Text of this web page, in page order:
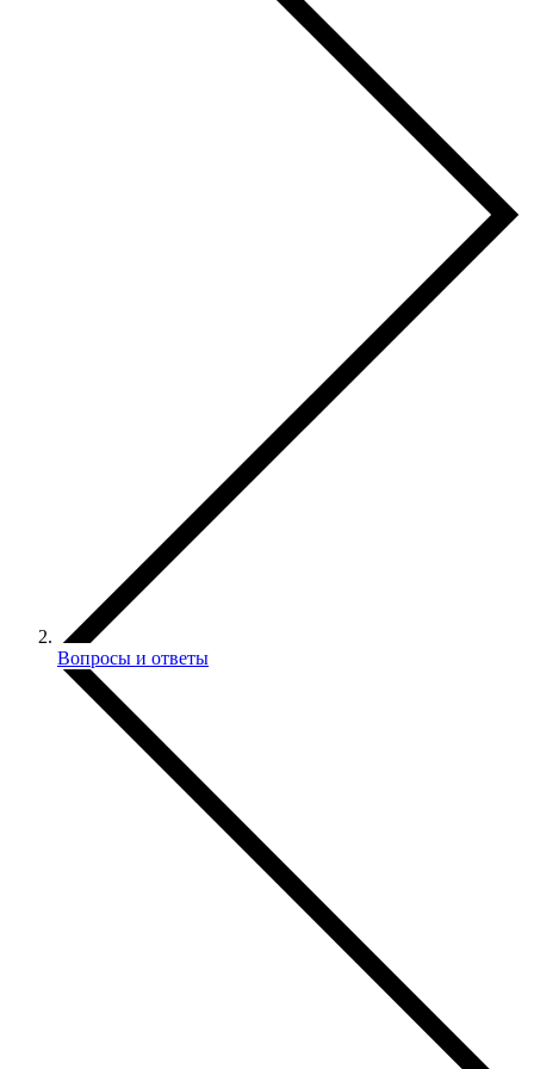
Вопросы и ответы